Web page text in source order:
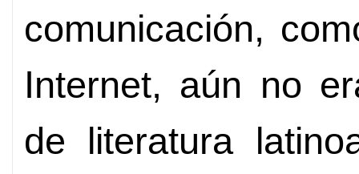
comunicación,
Internet, aún no
de literatura